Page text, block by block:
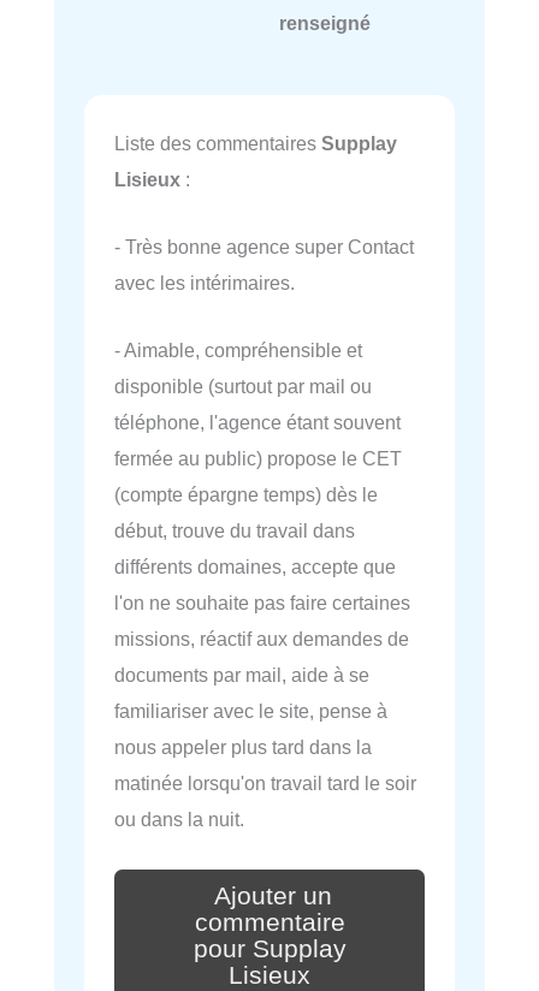
renseigné
Liste des commentaires Supplay
Lisieux :
- Très bonne agence super Contact
avec les intérimaires.
- Aimable, compréhensible et
disponible (surtout par mail ou
téléphone, l'agence étant souvent
fermée au public) propose le CET
(compte épargne temps) dès le
début, trouve du travail dans
différents domaines, accepte que
l'on ne souhaite pas faire certaines
missions, réactif aux demandes de
documents par mail, aide à se
familiariser avec le site, pense à
nous appeler plus tard dans la
matinée lorsqu'on travail tard le soir
ou dans la nuit.
Ajouter un
commentaire
pour Supplay
Lisieux